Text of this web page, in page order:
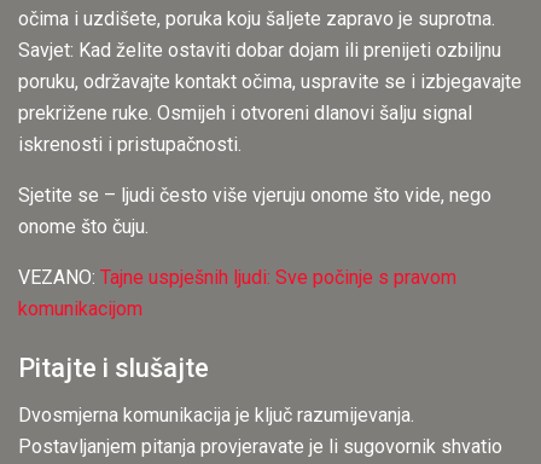
očima i uzdišete, poruka koju šaljete zapravo je suprotna.
Savjet: Kad želite ostaviti dobar dojam ili prenijeti ozbiljnu
poruku, održavajte kontakt očima, uspravite se i izbjegavajte
prekrižene ruke. Osmijeh i otvoreni dlanovi šalju signal
iskrenosti i pristupačnosti.
Sjetite se – ljudi često više vjeruju onome što vide, nego
onome što čuju.
VEZANO: Tajne uspješnih ljudi: Sve počinje s pravom
komunikacijom
Pitajte i slušajte
Dvosmjerna komunikacija je ključ razumijevanja.
Postavljanjem pitanja provjeravate je li sugovornik shvatio